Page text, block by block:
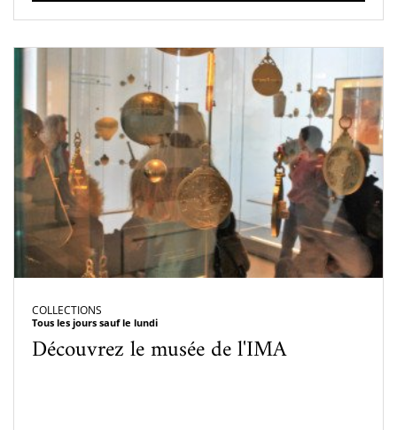
COLLECTIONS
Tous les jours sauf le lundi
Découvrez le musée de l'IMA